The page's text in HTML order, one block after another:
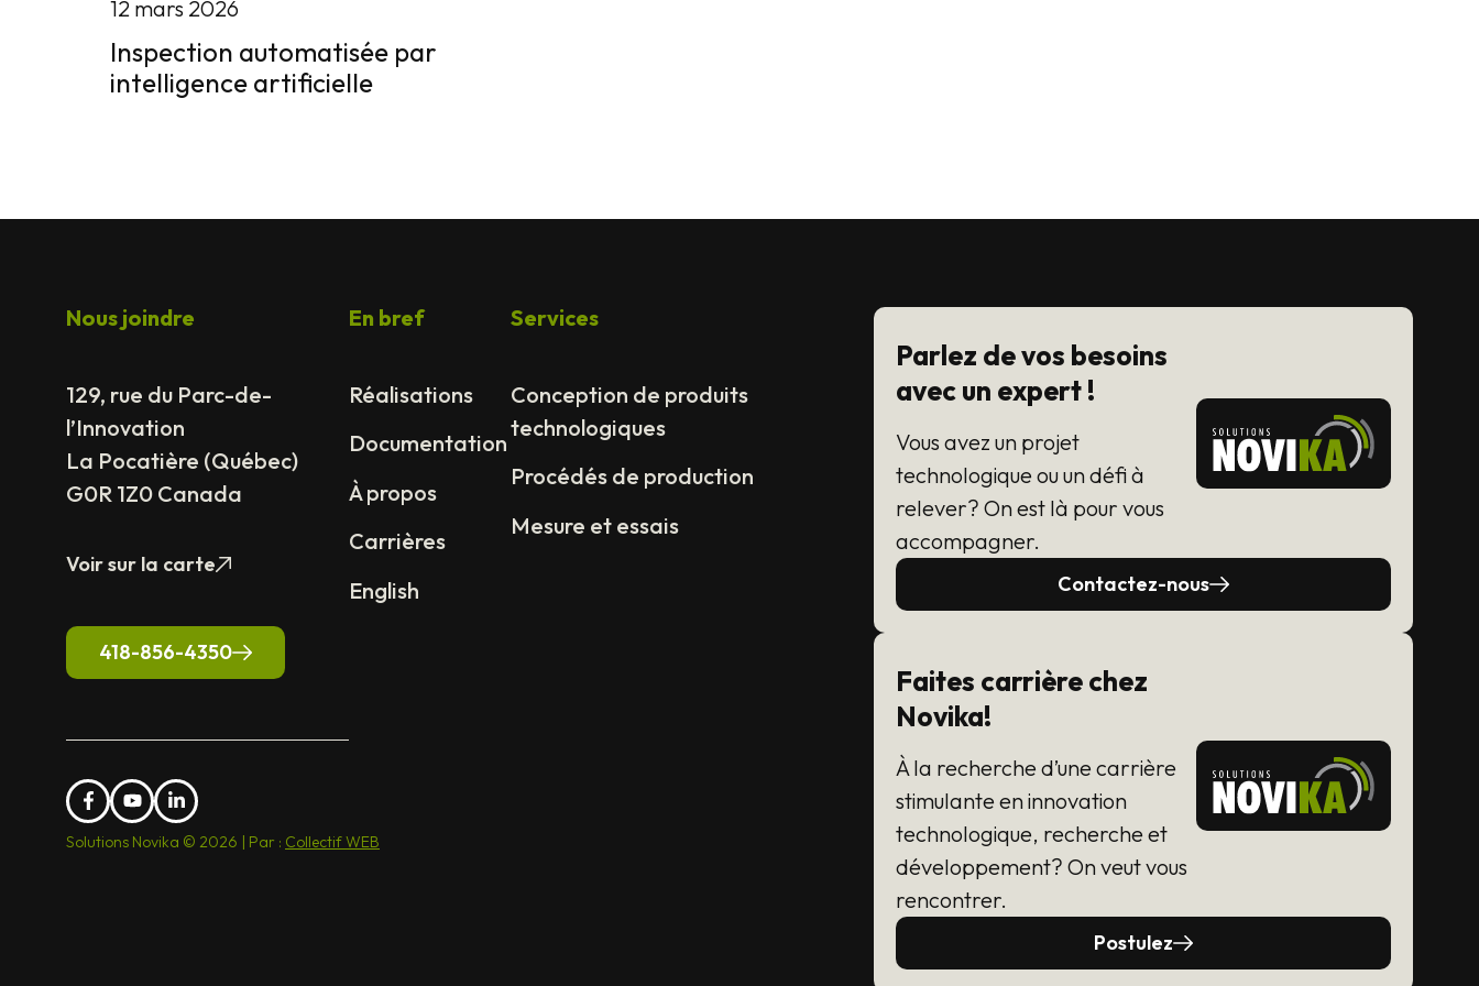
12 mars 2026
Inspection automatisée par
intelligence artificielle
Nous joindre
129, rue du Parc-de-
l’Innovation
La Pocatière (Québec)
G0R 1Z0 Canada
Voir sur la carte
418-856-4350
En bref
Réalisations
Documentation
À propos
Carrières
English
Services
Conception de produits
technologiques
Procédés de production
Mesure et essais
Solutions Novika © 2026 | Par : Collectif WEB
Parlez de vos besoins
avec un expert !
Vous avez un projet
technologique ou un défi à
relever? On est là pour vous
accompagner.
Contactez-nous
Faites carrière chez
Novika!
À la recherche d’une carrière
stimulante en innovation
technologique, recherche et
développement? On veut vous
rencontrer.
Postulez